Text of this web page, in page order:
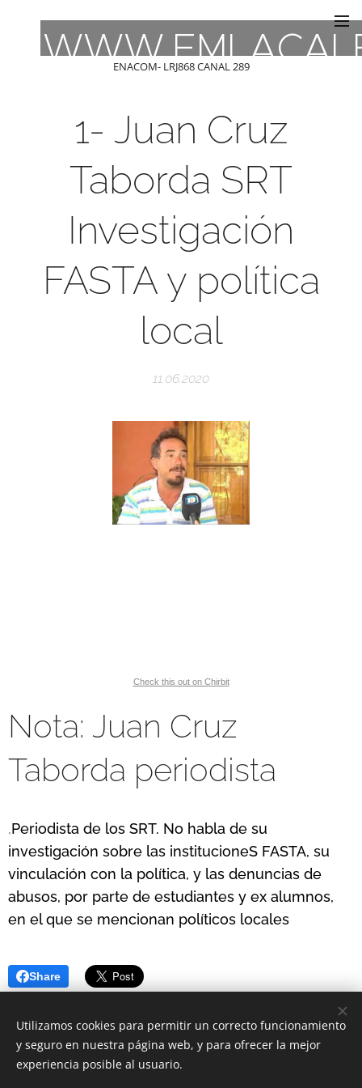
ENACOM- LRJ868 CANAL 289
1- Juan Cruz
Taborda SRT
Investigación
FASTA y política
local
11.06.2020
Check this out on Chirbit
Nota: Juan Cruz
Taborda periodista
,Periodista de los SRT. No habla de su
investigación sobre las institucioneS FASTA, su
vinculación con la política, y las denuncias de
abusos, por parte de estudiantes y ex alumnos,
en el que se mencionan políticos locales
Share
Utilizamos cookies para permitir un correcto funcionamiento
y seguro en nuestra página web, y para ofrecer la mejor
experiencia posible al usuario.